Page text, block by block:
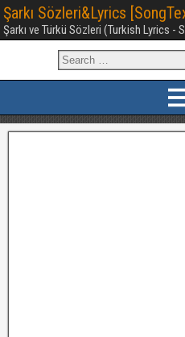
Şarkı Sözleri&Lyrics
Şarkı ve Türkü Sözleri (Turkish Lyrics -